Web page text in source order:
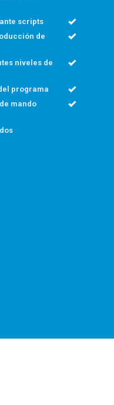
scripts
de
niveles de
programa
mando